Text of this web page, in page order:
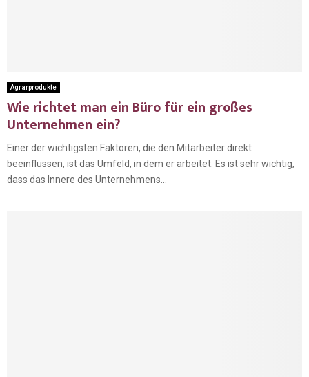
Agrarprodukte
Wie richtet man ein Büro für ein großes
Unternehmen ein?
Einer der wichtigsten Faktoren, die den Mitarbeiter direkt
beeinflussen, ist das Umfeld, in dem er arbeitet. Es ist sehr wichtig,
dass das Innere des Unternehmens...